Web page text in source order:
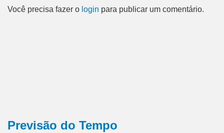
Você precisa fazer o login para publicar um comentário.
Previsão do Tempo